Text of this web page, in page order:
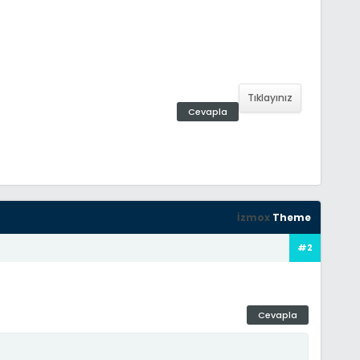
Tıklayınız
Cevapla
İzmox Theme
#2
Cevapla